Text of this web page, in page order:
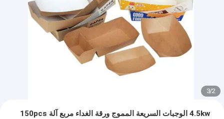
2
/
3
4.5kw الوجبات السريعة المموج ورقة الغداء مربع آلة 150pcs